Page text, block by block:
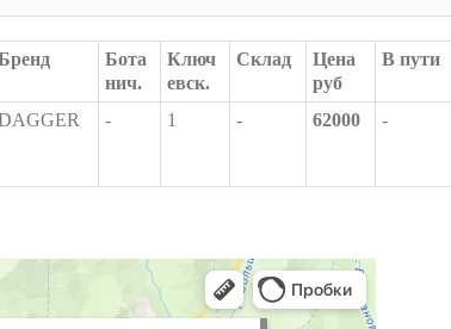
Бота
нич.
Ключ
евск.
Склад
Цена
руб
В пути
- 1 - 62000 -